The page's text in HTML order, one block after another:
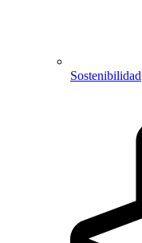
Sostenibilidad